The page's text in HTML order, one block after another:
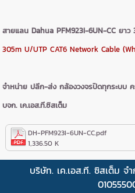
สายแลน Dahua PFM923I-6UN-CC ยาว
305m U/UTP CAT6 Network Cable
จำหน่าย ปลีก-ส่ง กล้องวงจรปิดทุกระบบ
บจก. เค.เอส.ที.ซิสเต็ม
DH-PFM923I-6UN-CC.pdf
1,336.50 K
บริษัท. เค.เอส.ที. ซิสเต็ม จ